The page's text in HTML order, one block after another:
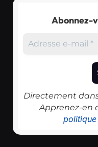
Abonnez-
Directement
Apprenez-en